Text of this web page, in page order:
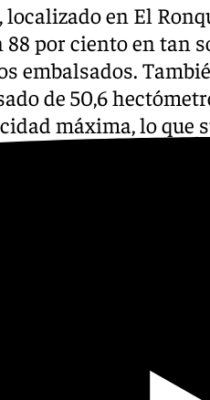
localizado en El
88 por ciento en tan
embalsados.
de 50,6
máxima, lo que
Aracena, que con
cuenta con un
con lo que está al